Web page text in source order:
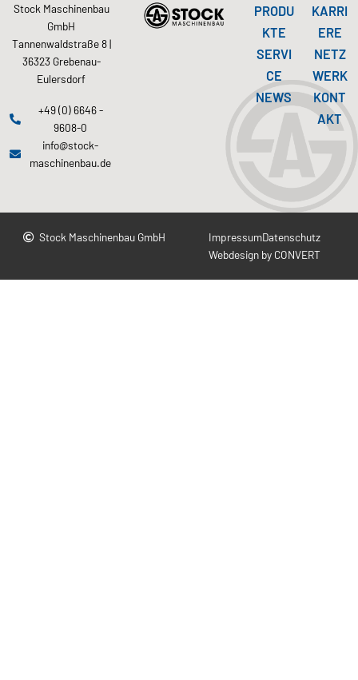
Stock Maschinenbau
GmbH
Tannenwaldstraße 8 |
36323 Grebenau-
Eulersdorf
+49 (0) 6646 -
9608-0
info@stock-
maschinenbau.de
PRODU
KTE
SERVI
CE
NEWS
KARRI
ERE
NETZ
WERK
KONT
AKT
Stock Maschinenbau GmbH ImpressumDatenschutz
Webdesign by CONVERT